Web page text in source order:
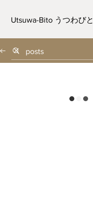
Utsuwa-Bito うつわびと